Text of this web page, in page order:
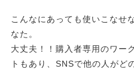
こんなにあっても使いこなせ
なた。
大丈夫！！購入者専用のワー
トもあり、SNSで他の人がど